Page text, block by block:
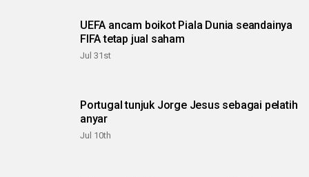
UEFA ancam boikot Piala Dunia seandainya
FIFA tetap jual saham
Jul 31st
Portugal tunjuk Jorge Jesus sebagai pelatih
anyar
Jul 10th